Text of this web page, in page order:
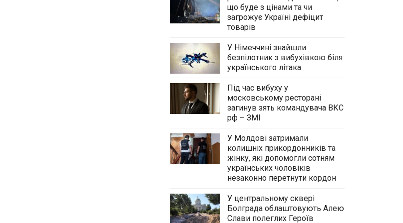
що буде з цінами та чи
загрожує Україні дефіцит
товарів
У Німеччині знайшли
безпілотник з вибухівкою біля
українського літака
Під час вибуху у
московському ресторані
загинув зять командувача ВКС
рф – ЗМІ
У Молдові затримали
колишніх прикордонників та
жінку, які допомогли сотням
українських чоловіків
незаконно перетнути кордон
У центральному сквері
Болграда облаштовують Алею
Слави полеглих Героїв